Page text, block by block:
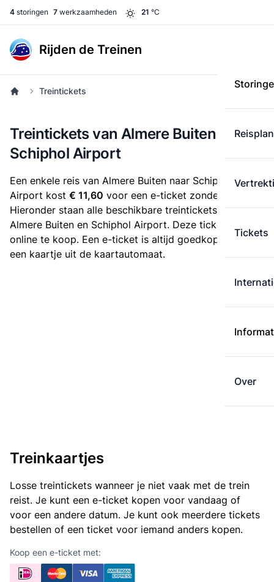
4 storingen 7 werkzaamheden 21 °C
Rijden de Treinen
Tickets
Over
Treintickets
Treintickets van Almere Buiten naar
Schiphol Airport
Een enkele reis van Almere Buiten naar Schiphol
Airport kost € 11,60 voor een e-ticket zonder korting.
Hieronder staan alle beschikbare treintickets tussen
Almere Buiten en Schiphol Airport. Deze tickets zijn
online te koop. Een e-ticket is altijd goedkoper dan
een kaartje uit de kaartautomaat.
Treinkaartjes
Losse treintickets wanneer je niet vaak met de trein
reist. Je kunt een e-ticket kopen voor vandaag of
voor een andere datum. Je kunt ook meerdere tickets
bestellen of een ticket voor iemand anders kopen.
Koop een e-ticket met: